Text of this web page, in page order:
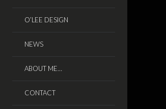
O’LEE DESIGN
NEWS
ABOUT ME…
CONTACT